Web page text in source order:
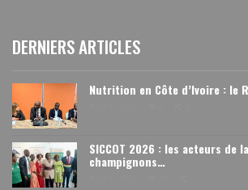
DERNIERS ARTICLES
Nutrition en Côte d’Ivoire : le
SICCOT 2026 : les acteurs de
champignons…